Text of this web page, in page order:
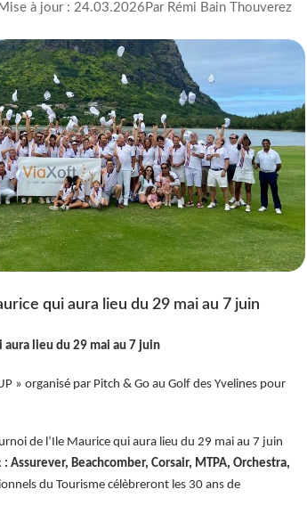
à jour : 24.03.2026 Par Rémi Bain Thouverez
qui aura lieu du 29 mai au 7 juin
lieu du 29 mai au 7 juin
» organisé par Pitch & Go au Golf des Yvelines pour
de l’Ile Maurice qui aura lieu du 29 mai au 7 juin
: Assurever, Beachcomber, Corsair, MTPA, Orchestra,
du Tourisme célèbreront les 30 ans de